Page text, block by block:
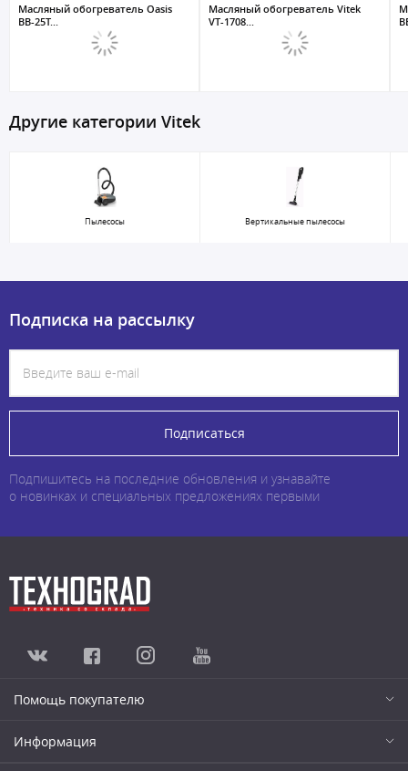
Масляный обогреватель Oasis
BB-25T...
Масляный обогреватель Vitek
VT-1708...
Другие категории Vitek
Пылесосы Вертикальные пылесосы
Подписка на рассылку
Подписаться
Подпишитесь на последние обновления и узнавайте
о новинках и специальных предложениях первыми
Помощь покупателю
Информация